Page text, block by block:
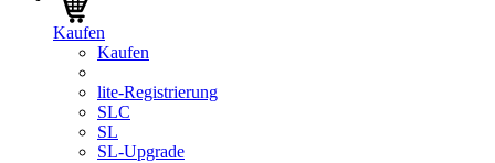
Kaufen
Kaufen
lite-Registrierung
SLC
SL
SL-Upgrade